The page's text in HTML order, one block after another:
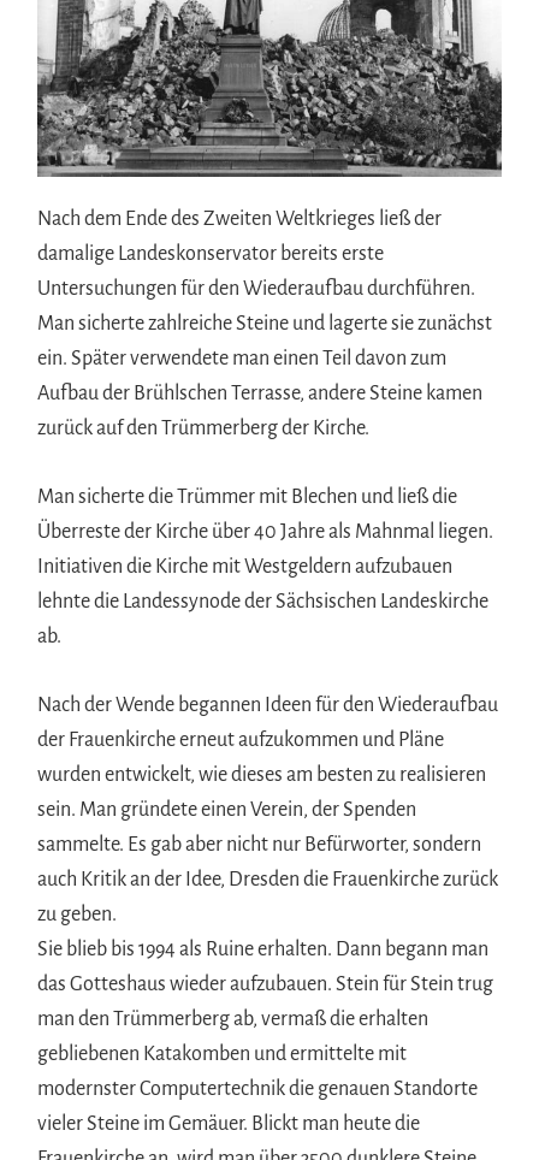
Nach dem Ende des Zweiten Weltkrieges ließ der
damalige Landeskonservator bereits erste
Untersuchungen für den Wiederaufbau durchführen.
Man sicherte zahlreiche Steine und lagerte sie zunächst
ein. Später verwendete man einen Teil davon zum
Aufbau der Brühlschen Terrasse, andere Steine kamen
zurück auf den Trümmerberg der Kirche.
Man sicherte die Trümmer mit Blechen und ließ die
Überreste der Kirche über 40 Jahre als Mahnmal liegen.
Initiativen die Kirche mit Westgeldern aufzubauen
lehnte die Landessynode der Sächsischen Landeskirche
ab.
Nach der Wende begannen Ideen für den Wiederaufbau
der Frauenkirche erneut aufzukommen und Pläne
wurden entwickelt, wie dieses am besten zu realisieren
sein. Man gründete einen Verein, der Spenden
sammelte. Es gab aber nicht nur Befürworter, sondern
auch Kritik an der Idee, Dresden die Frauenkirche zurück
zu geben.
Sie blieb bis 1994 als Ruine erhalten. Dann begann man
das Gotteshaus wieder aufzubauen. Stein für Stein trug
man den Trümmerberg ab, vermaß die erhalten
gebliebenen Katakomben und ermittelte mit
modernster Computertechnik die genauen Standorte
vieler Steine im Gemäuer. Blickt man heute die